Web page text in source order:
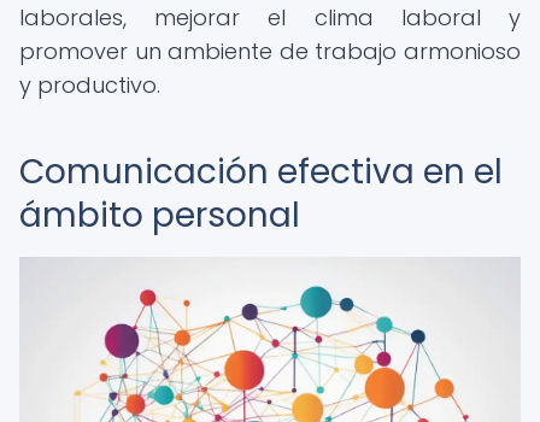
laborales, mejorar el clima laboral y
promover un ambiente de trabajo armonioso
y productivo.
Comunicación efectiva en el
ámbito personal